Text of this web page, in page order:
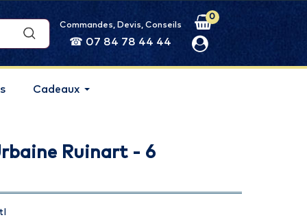
Commandes, Devis, Conseils
☎ 07 84 78 44 44
0
Cadeaux
Ruinart - 6